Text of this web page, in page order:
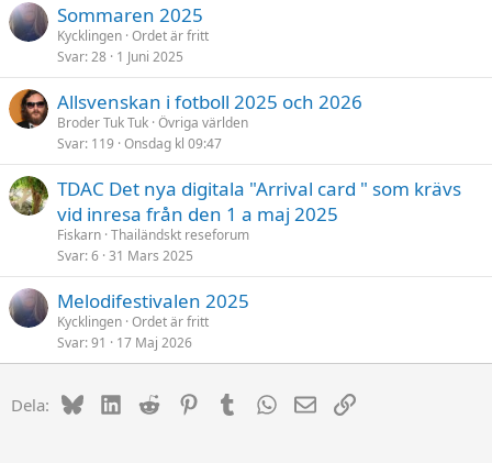
Sommaren 2025
Kycklingen Ordet är fritt
Svar 28 1 Juni 2025
Allsvenskan i fotboll 2025 och 2026
Broder Tuk Tuk Övriga världen
Svar 119 Onsdag kl 09:47
TDAC Det nya digitala "Arrival card " som krävs
vid inresa från den 1 a maj 2025
Fiskarn Thailändskt reseforum
Svar 6 31 Mars 2025
Melodifestivalen 2025
Kycklingen Ordet är fritt
Svar 91 17 Maj 2026
Dela: BlueskyLinkedIn
Reddit PinterestTumblrWhatsApp
E-postLänk